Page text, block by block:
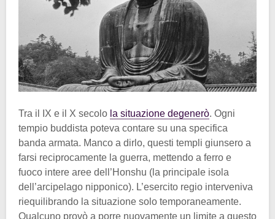
Tra il IX e il X secolo la situazione degenerò. Ogni
tempio buddista poteva contare su una specifica
banda armata. Manco a dirlo, questi templi giunsero a
farsi reciprocamente la guerra, mettendo a ferro e
fuoco intere aree dell’Honshu (la principale isola
dell’arcipelago nipponico). L’esercito regio interveniva
riequilibrando la situazione solo temporaneamente.
Qualcuno provò a porre nuovamente un limite a questo